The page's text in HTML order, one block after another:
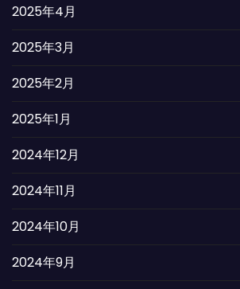
2025年4月
2025年3月
2025年2月
2025年1月
2024年12月
2024年11月
2024年10月
2024年9月